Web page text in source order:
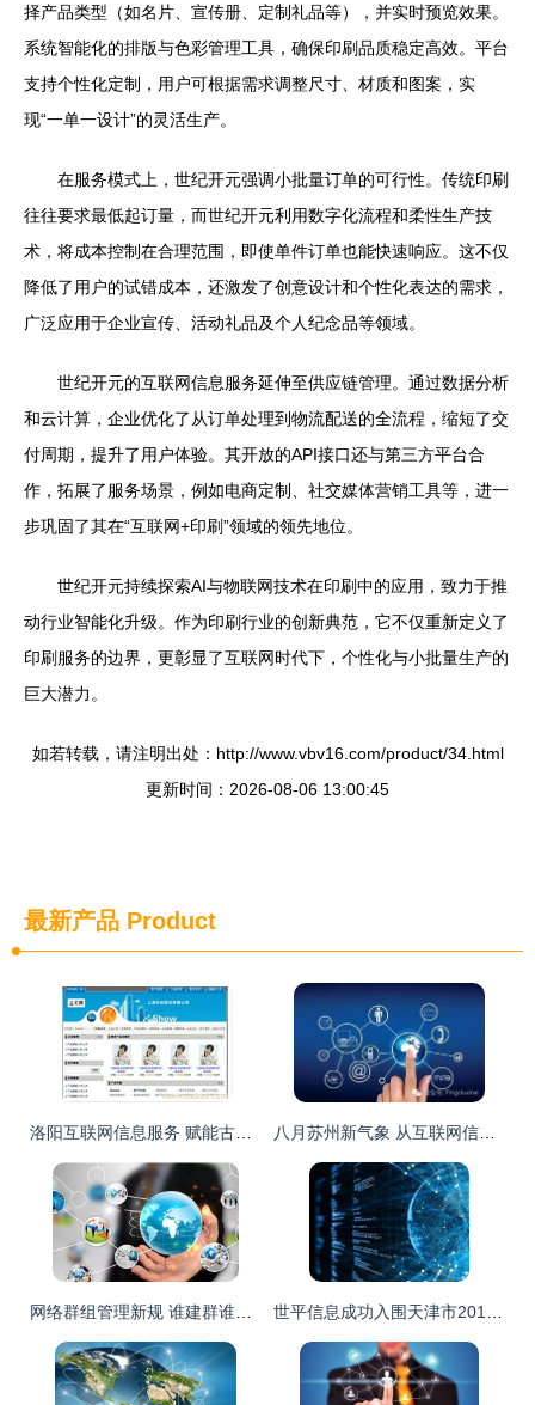
择产品类型（如名片、宣传册、定制礼品等），并实时预览效果。
系统智能化的排版与色彩管理工具，确保印刷品质稳定高效。平台
支持个性化定制，用户可根据需求调整尺寸、材质和图案，实
现“一单一设计”的灵活生产。
在服务模式上，世纪开元强调小批量订单的可行性。传统印刷
往往要求最低起订量，而世纪开元利用数字化流程和柔性生产技
术，将成本控制在合理范围，即使单件订单也能快速响应。这不仅
降低了用户的试错成本，还激发了创意设计和个性化表达的需求，
广泛应用于企业宣传、活动礼品及个人纪念品等领域。
世纪开元的互联网信息服务延伸至供应链管理。通过数据分析
和云计算，企业优化了从订单处理到物流配送的全流程，缩短了交
付周期，提升了用户体验。其开放的API接口还与第三方平台合
作，拓展了服务场景，例如电商定制、社交媒体营销工具等，进一
步巩固了其在“互联网+印刷”领域的领先地位。
世纪开元持续探索AI与物联网技术在印刷中的应用，致力于推
动行业智能化升级。作为印刷行业的创新典范，它不仅重新定义了
印刷服务的边界，更彰显了互联网时代下，个性化与小批量生产的
巨大潜力。
如若转载，请注明出处：http://www.vbv16.com/product/34.html
更新时间：2026-08-06 13:00:45
最新产品 Product